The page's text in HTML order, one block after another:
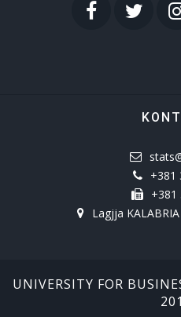
+381
+381
Lagjja
UNIVERSITY FOR